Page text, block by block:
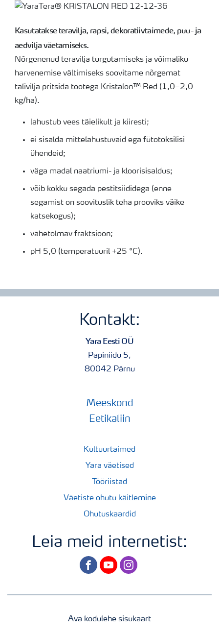
Kasutatakse teravilja, rapsi, dekoratiivtaimede, puu- ja
aedvilja väetamiseks.
Nõrgenenud teravilja turgutamiseks ja võimaliku
harvenemise vältimiseks soovitame nõrgemat
talivilja pritsida tootega Kristalon™ Red (1,0–2,0
kg/ha).
lahustub vees täielikult ja kiiresti;
ei sisalda mittelahustuvaid ega fütotoksilisi
ühendeid;
väga madal naatriumi- ja kloorisisaldus;
võib kokku segada pestitsiididega (enne
segamist on soovituslik teha prooviks väike
katsekogus);
vähetolmav fraktsioon;
pH 5,0 (temperatuuril +25 °C).
Kontakt:
Yara Eesti OÜ
Papiniidu 5,
80042 Pärnu
Meeskond
Eetikaliin
Kultuurtaimed
Yara väetised
Tööriistad
Väetiste ohutu käitlemine
Ohutuskaardid
Leia meid internetist:
facebookyoutubeinstagram
Ava kodulehe sisukaart